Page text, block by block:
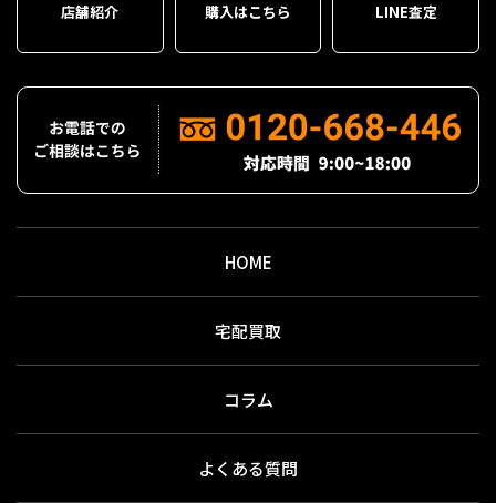
店舗紹介 購入はこちら LINE査定
HOME
宅配買取
コラム
よくある質問